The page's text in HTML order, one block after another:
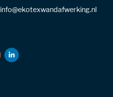
info@ekotexwandafwerking.nl